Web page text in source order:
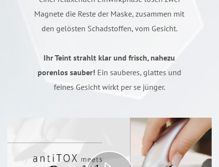
Magnete die Reste der Maske, zusammen mit
den gelösten Schadstoffen, vom Gesicht.
Ihr Teint strahlt klar und frisch, nahezu
porenlos sauber! Ein sauberes, glattes und
feines Gesicht wirkt per se jünger.